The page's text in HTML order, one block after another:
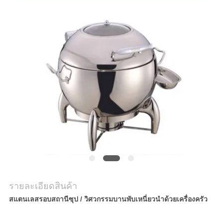
รายละเอียดสินค้า
สแตนเลสรอบสถานีซุป / วิศวกรรมบานพับเหนี่ยวนำด้วยเครื่องครัว